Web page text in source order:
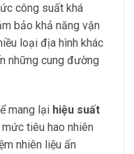
công suất khá
bảo khả năng vận
loại địa hình khác
những cung đường
mang lại hiệu suất
tiêu hao nhiên
nhiên liệu ấn